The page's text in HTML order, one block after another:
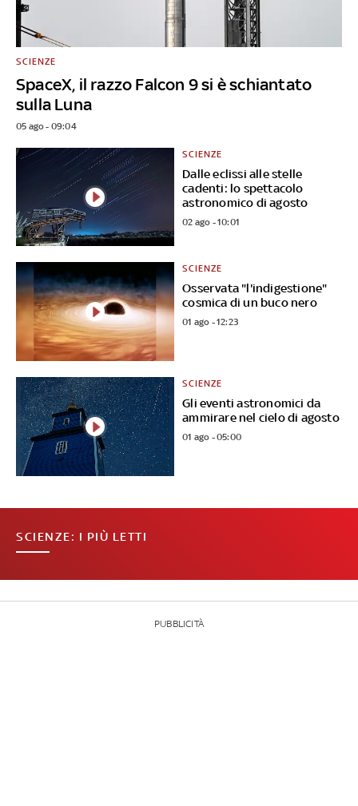
SpaceX, il razzo Falcon 9 si è schiantato
sulla Luna
SCIENZE
05 ago - 09:04
Dalle eclissi alle stelle
cadenti: lo spettacolo
astronomico di agosto
SCIENZE
02 ago - 10:01
Osservata "l'indigestione"
cosmica di un buco nero
SCIENZE
01 ago - 12:23
Gli eventi astronomici da
ammirare nel cielo di agosto
SCIENZE
01 ago - 05:00
SCIENZE: I PIÙ LETTI
PUBBLICITÀ